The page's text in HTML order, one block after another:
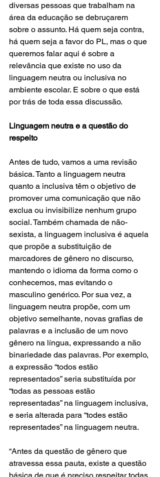
diversas pessoas que trabalham na
área da educação se debruçarem
sobre o assunto. Há quem seja contra,
há quem seja a favor do PL, mas o que
queremos falar aqui é sobre a
relevância que existe no uso da
linguagem neutra ou inclusiva no
ambiente escolar. E sobre o que está
por trás de toda essa discussão.
Linguagem neutra e a questão do
respeito
Antes de tudo, vamos a uma revisão
básica. Tanto a linguagem neutra
quanto a inclusiva têm o objetivo de
promover uma comunicação que não
exclua ou invisibilize nenhum grupo
social. Também chamada de não-
sexista, a linguagem inclusiva é aquela
que propõe a substituição de
marcadores de gênero no discurso,
mantendo o idioma da forma como o
conhecemos, mas evitando o
masculino genérico. Por sua vez, a
linguagem neutra propõe, com um
objetivo semelhante, novas grafias de
palavras e a inclusão de um novo
gênero na língua, expressando a não
binariedade das palavras. Por exemplo,
a expressão “todos estão
representados” seria substituída por
“todas as pessoas estão
representadas” na linguagem inclusiva,
e seria alterada para “todes estão
representades” na linguagem neutra.
“Antes da questão de gênero que
atravessa essa pauta, existe a questão